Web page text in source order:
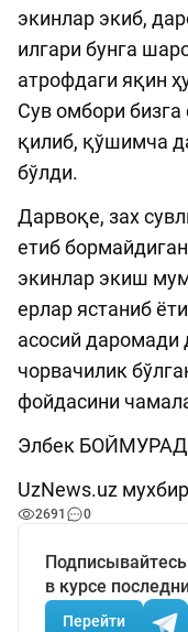
экинлар экиб,
илгари бунга
атрофдаги яқин
Сув омбори
қилиб, қўшимча
бўлди.
Дарвоқе, зах
етиб
экинлар экиш
ерлар ястаниб
асосий даромади
чорвачилик
фойдасини
Элбек
UzNews.uz
2691 0
в курсе
Перейти